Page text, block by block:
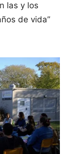
las y los
de vida”